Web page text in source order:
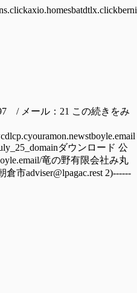
/ メール：21 この続きをみ
ダウンロード 公
竜の野有限会社み丸
市adviser@lpagac.rest 2)------